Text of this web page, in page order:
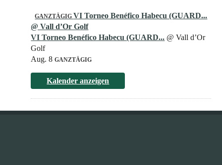
GANZTÄGIG VI Torneo Benéfico Habecu (GUARD...
@ Vall d’Or Golf
VI Torneo Benéfico Habecu (GUARD... @ Vall d’Or
Golf
Aug. 8GANZTÄGIG
Kalender anzeigen